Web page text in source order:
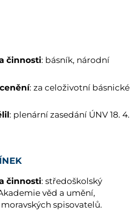
činnosti: básník, národní
: za celoživotní básnické
: plenární zasedání ÚNV 18. 4.
činnosti: středoškolský
věd a umění,
spisovatelů.